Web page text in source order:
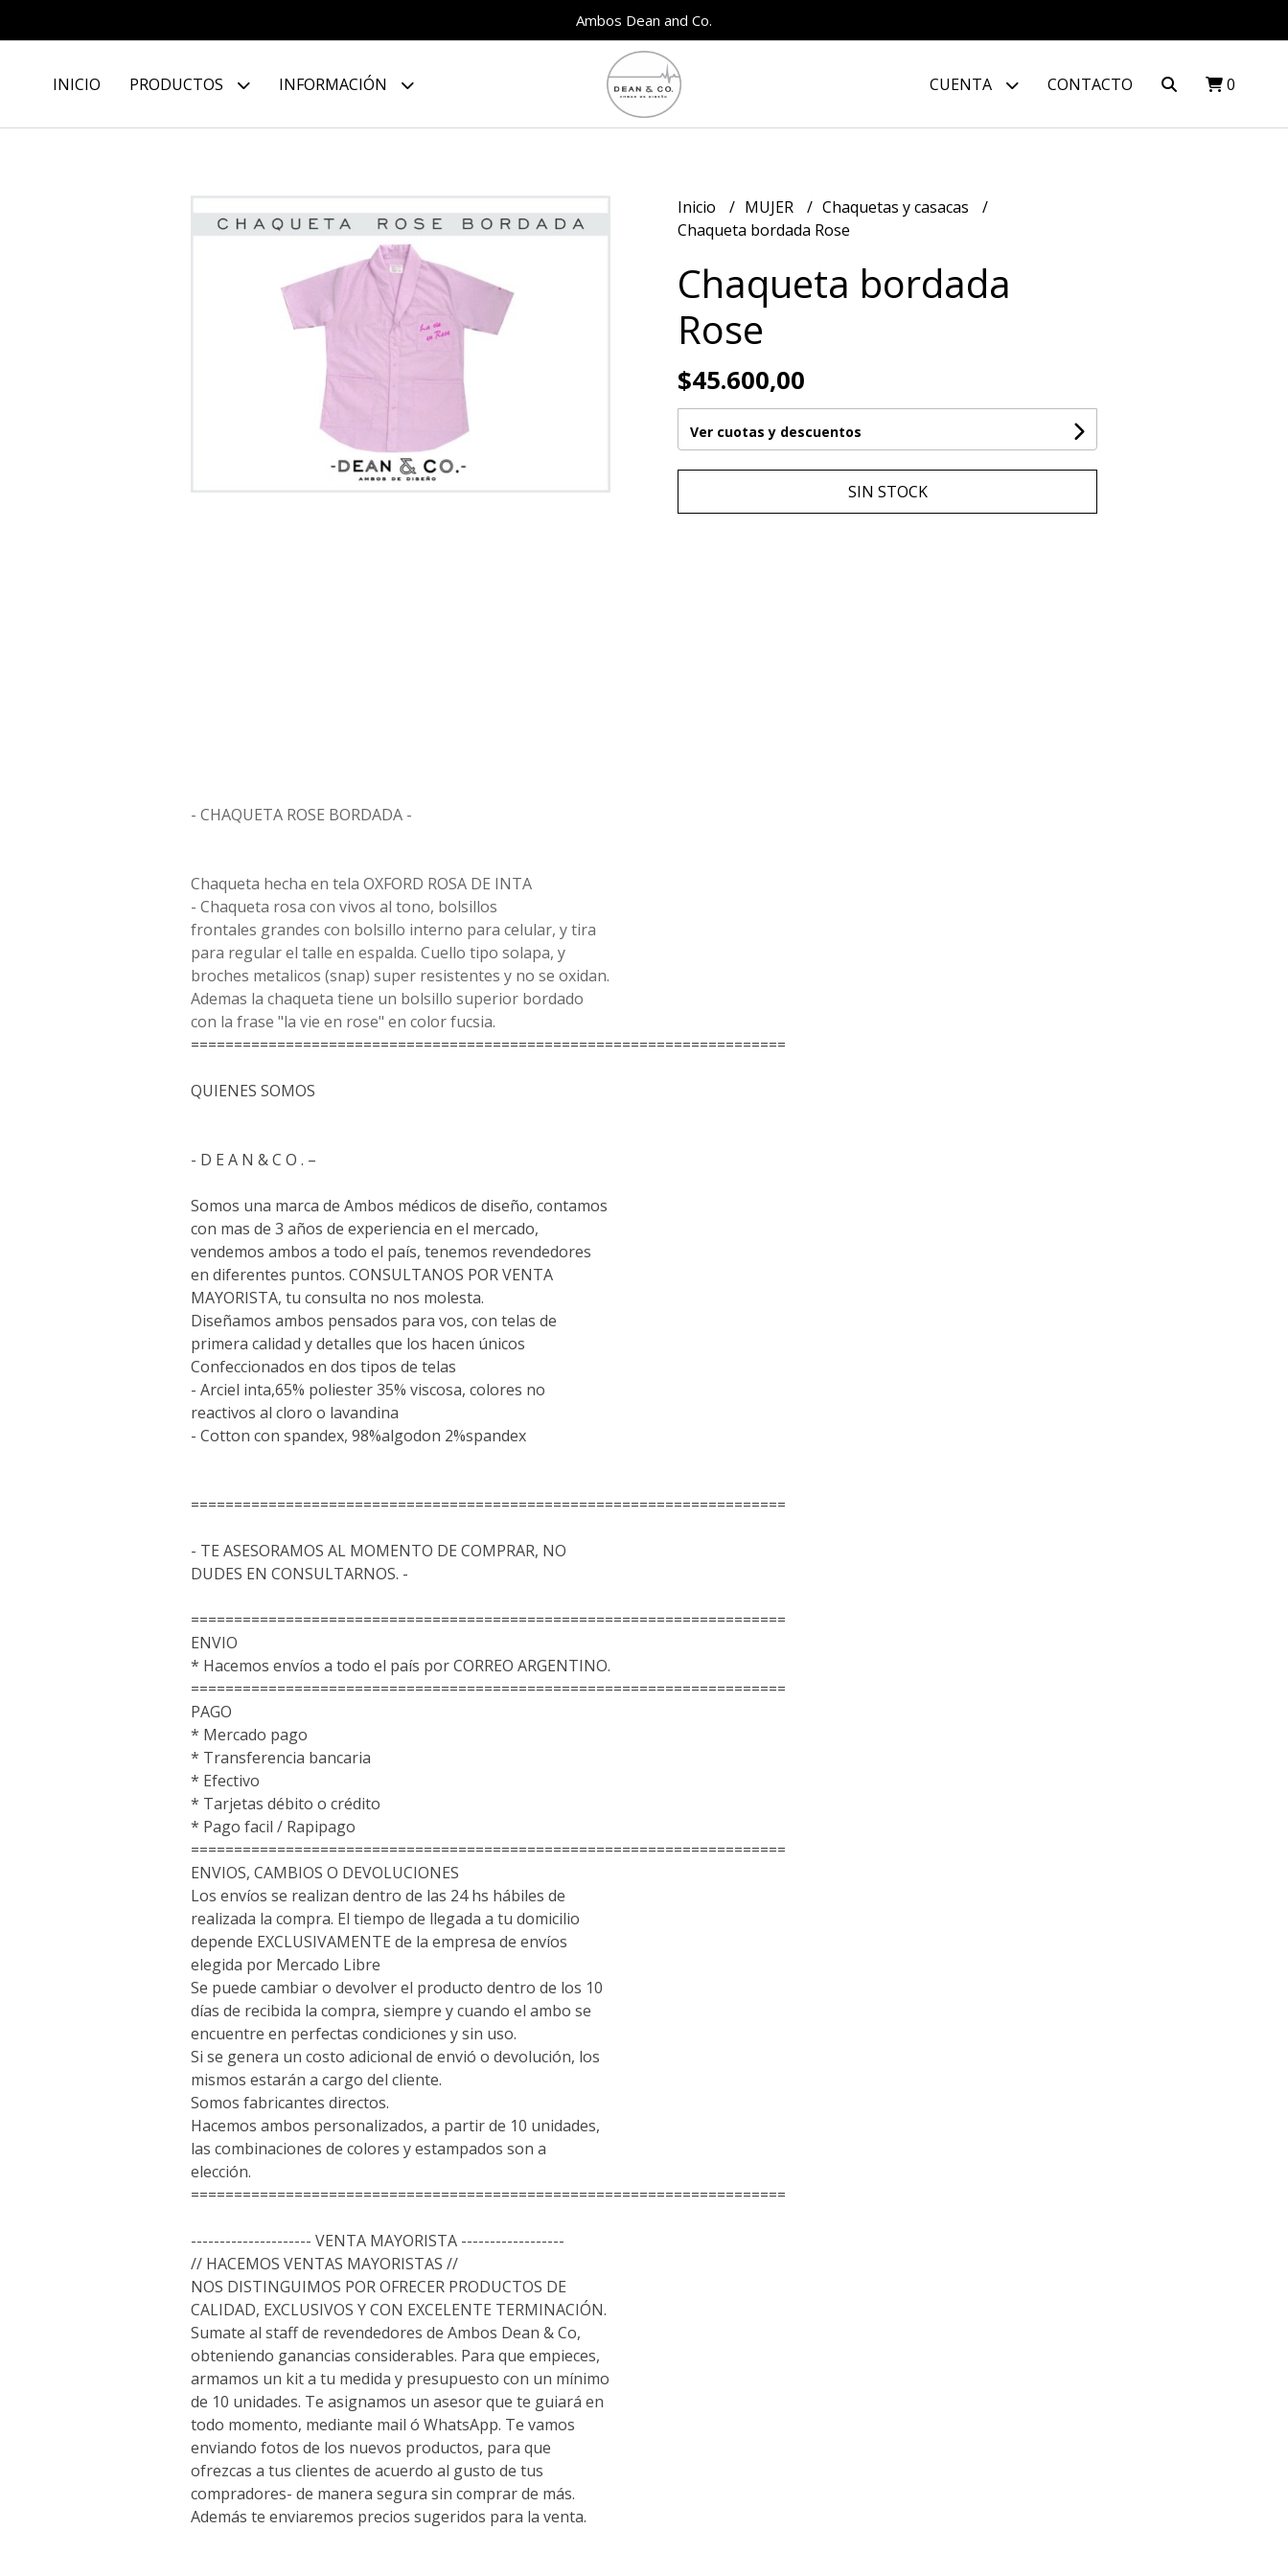
Ambos Dean and Co.
INICIO PRODUCTOS INFORMACIÓN CUENTA CONTACTO 0
- CHAQUETA ROSE BORDADA -
Chaqueta hecha en tela OXFORD ROSA DE INTA
- Chaqueta rosa con vivos al tono, bolsillos
frontales grandes con bolsillo interno para celular, y tira
para regular el talle en espalda. Cuello tipo solapa, y
broches metalicos (snap) super resistentes y no se oxidan.
Ademas la chaqueta tiene un bolsillo superior bordado
con la frase "la vie en rose" en color fucsia.
=====================================================================
QUIENES SOMOS
- D E A N & C O . –
Somos una marca de Ambos médicos de diseño, contamos
con mas de 3 años de experiencia en el mercado,
vendemos ambos a todo el país, tenemos revendedores
en diferentes puntos. CONSULTANOS POR VENTA
MAYORISTA, tu consulta no nos molesta.
Diseñamos ambos pensados para vos, con telas de
primera calidad y detalles que los hacen únicos
Confeccionados en dos tipos de telas
- Arciel inta,65% poliester 35% viscosa, colores no
reactivos al cloro o lavandina
- Cotton con spandex, 98%algodon 2%spandex
=====================================================================
- TE ASESORAMOS AL MOMENTO DE COMPRAR, NO
DUDES EN CONSULTARNOS. -
=====================================================================
ENVIO
* Hacemos envíos a todo el país por CORREO ARGENTINO.
=====================================================================
PAGO
* Mercado pago
* Transferencia bancaria
* Efectivo
* Tarjetas débito o crédito
* Pago facil / Rapipago
=====================================================================
ENVIOS, CAMBIOS O DEVOLUCIONES
Los envíos se realizan dentro de las 24 hs hábiles de
realizada la compra. El tiempo de llegada a tu domicilio
depende EXCLUSIVAMENTE de la empresa de envíos
elegida por Mercado Libre
Se puede cambiar o devolver el producto dentro de los 10
días de recibida la compra, siempre y cuando el ambo se
encuentre en perfectas condiciones y sin uso.
Si se genera un costo adicional de envió o devolución, los
mismos estarán a cargo del cliente.
Somos fabricantes directos.
Hacemos ambos personalizados, a partir de 10 unidades,
las combinaciones de colores y estampados son a
elección.
=====================================================================
--------------------- VENTA MAYORISTA ------------------
// HACEMOS VENTAS MAYORISTAS //
NOS DISTINGUIMOS POR OFRECER PRODUCTOS DE
CALIDAD, EXCLUSIVOS Y CON EXCELENTE TERMINACIÓN.
Sumate al staff de revendedores de Ambos Dean & Co,
obteniendo ganancias considerables. Para que empieces,
armamos un kit a tu medida y presupuesto con un mínimo
de 10 unidades. Te asignamos un asesor que te guiará en
todo momento, mediante mail ó WhatsApp. Te vamos
enviando fotos de los nuevos productos, para que
ofrezcas a tus clientes de acuerdo al gusto de tus
compradores- de manera segura sin comprar de más.
Además te enviaremos precios sugeridos para la venta.
Inicio MUJER
Chaquetas y casacas
Chaqueta bordada Rose
Chaqueta bordada
Rose
$45.600,00
Ver cuotas y descuentos
SIN STOCK